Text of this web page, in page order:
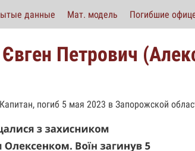
данные Мат. модель Погибшие
Петрович
погиб 5 мая 2023 в Запорожской